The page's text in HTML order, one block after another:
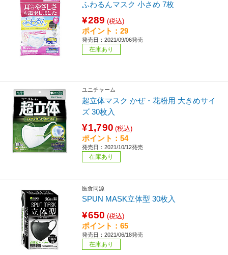
ふわるんマスク 小さめ 7枚
¥289 (税込)
ポイント：29
発売日：2021/09/06発売
在庫あり
ユニチャーム
超立体マスク かぜ・花粉用 大きめサイ
ズ 30枚入
¥1,790 (税込)
ポイント：54
発売日：2021/10/12発売
在庫あり
医食同源
SPUN MASK立体型 30枚入
¥650 (税込)
ポイント：65
発売日：2021/06/18発売
在庫あり